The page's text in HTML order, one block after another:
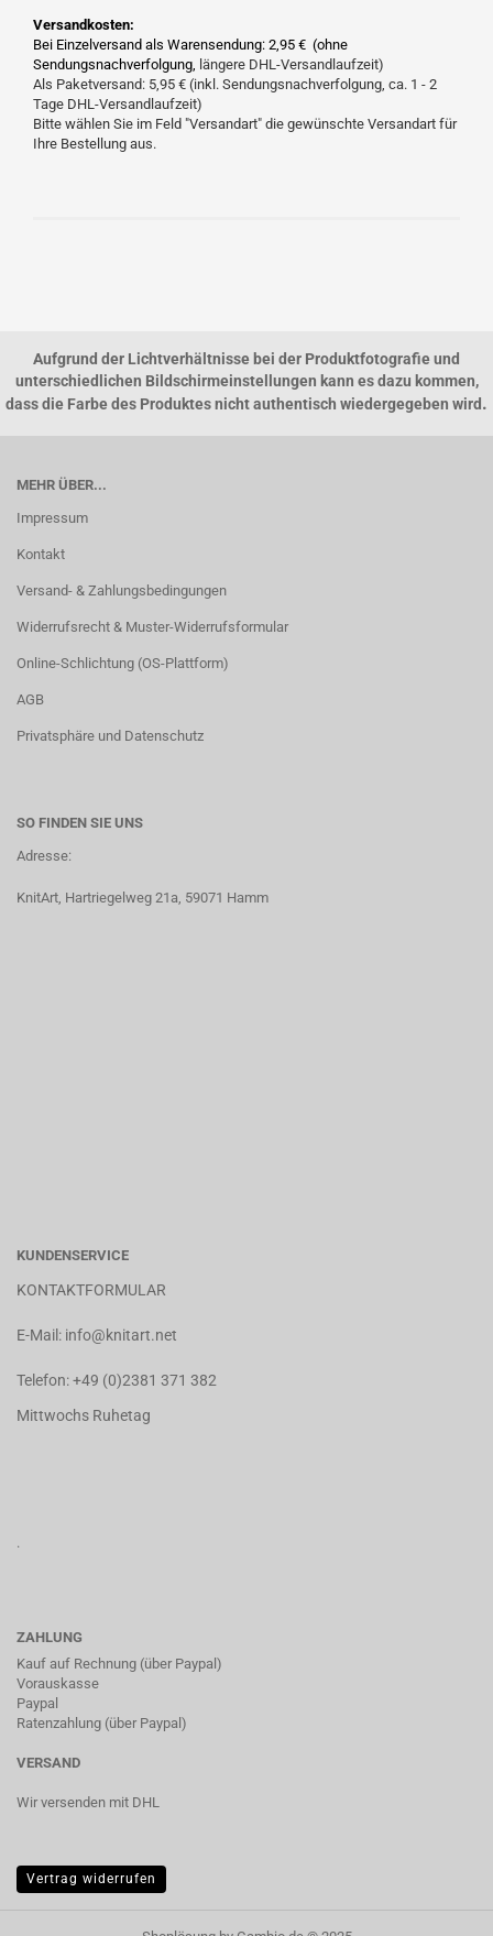
Versandkosten:
Bei Einzelversand als Warensendung: 2,95 € (ohne
Sendungsnachverfolgung, längere DHL-Versandlaufzeit)
Als Paketversand: 5,95 € (inkl. Sendungsnachverfolgung, ca. 1 - 2
Tage DHL-Versandlaufzeit)
Bitte wählen Sie im Feld "Versandart" die gewünschte Versandart für
Ihre Bestellung aus.
Aufgrund der Lichtverhältnisse bei der Produktfotografie und
unterschiedlichen Bildschirmeinstellungen kann es dazu kommen,
dass die Farbe des Produktes nicht authentisch wiedergegeben wird .
MEHR ÜBER...
Impressum
Kontakt
Versand- & Zahlungsbedingungen
Widerrufsrecht & Muster-Widerrufsformular
Online-Schlichtung (OS-Plattform)
AGB
Privatsphäre und Datenschutz
SO FINDEN SIE UNS
Adresse:
KnitArt, Hartriegelweg 21a, 59071 Hamm
KUNDENSERVICE
KONTAKTFORMULAR
E-Mail: info@knitart.net
Telefon:+49 (0)2381 371 382
Mittwochs Ruhetag
.
ZAHLUNG
Kauf auf Rechnung (über Paypal)
Vorauskasse
Paypal
Ratenzahlung (über Paypal)
VERSAND
Wir versenden mit DHL
Vertrag widerrufen